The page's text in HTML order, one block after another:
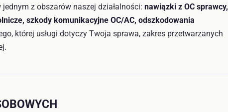
z obszarów naszej działalności: nawiązki z OC sprawcy,
szkody komunikacyjne OC/AC, odszkodowania
której usługi dotyczy Twoja sprawa, zakres przetwarzanych